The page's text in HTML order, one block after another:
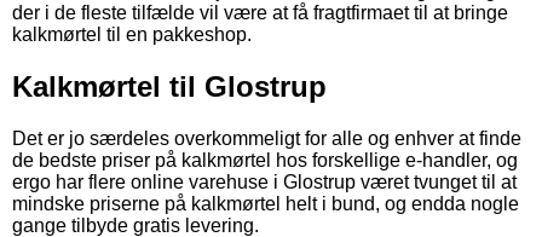
der i de fleste tilfælde vil være at få fragtfirmaet til at bringe
kalkmørtel til en pakkeshop.
Kalkmørtel til Glostrup
Det er jo særdeles overkommeligt for alle og enhver at finde
de bedste priser på kalkmørtel hos forskellige e-handler, og
ergo har flere online varehuse i Glostrup været tvunget til at
mindske priserne på kalkmørtel helt i bund, og endda nogle
gange tilbyde gratis levering.